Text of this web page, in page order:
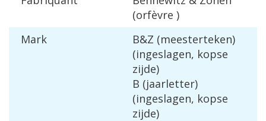
(orfèvre )
Mark
B&Z (meesterteken)
(ingeslagen, kopse
zijde)
B (jaarletter)
(ingeslagen, kopse
zijde)